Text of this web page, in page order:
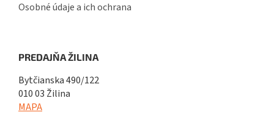
Osobné údaje a ich ochrana
PREDAJŇA ŽILINA
Bytčianska 490/122
010 03 Žilina
MAPA